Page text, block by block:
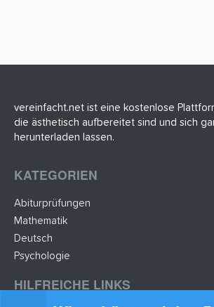
vereinfacht.net ist eine kostenlose
die ästhetisch aufbereitet sind und sich
herunterladen lassen.
KATEGORIEN
Abiturprüfungen
Mathematik
Deutsch
Psychologie
HILFREICHE LINKS